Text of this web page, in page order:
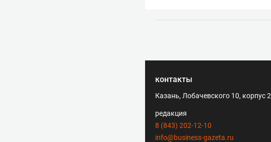
контакты
Казань, Лобачевского 10, корпус 2
редакция
8 (843) 202-12-10
info@business-gazeta.ru